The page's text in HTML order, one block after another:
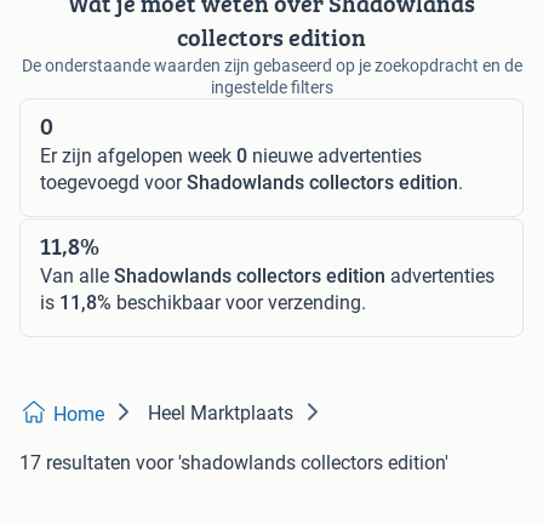
collectors edition
De onderstaande waarden zijn gebaseerd op je zoekopdracht en de
ingestelde filters
0
Er zijn afgelopen week 0 nieuwe advertenties
toegevoegd voorShadowlands collectors edition.
11,8%
Van alle Shadowlands collectors edition advertenties
is 11,8% beschikbaar voor verzending.
Home Heel Marktplaats
17 resultaten voor 'shadowlands collectors edition'